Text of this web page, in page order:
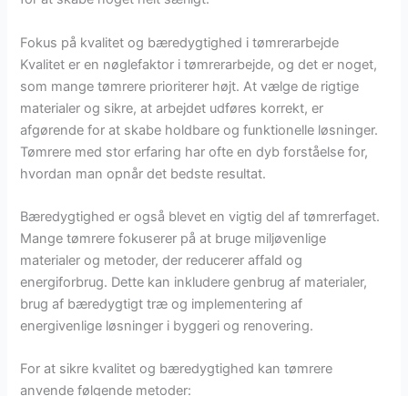
Fokus på kvalitet og bæredygtighed i tømrerarbejde
Kvalitet er en nøglefaktor i tømrerarbejde, og det er noget,
som mange tømrere prioriterer højt. At vælge de rigtige
materialer og sikre, at arbejdet udføres korrekt, er
afgørende for at skabe holdbare og funktionelle løsninger.
Tømrere med stor erfaring har ofte en dyb forståelse for,
hvordan man opnår det bedste resultat.
Bæredygtighed er også blevet en vigtig del af tømrerfaget.
Mange tømrere fokuserer på at bruge miljøvenlige
materialer og metoder, der reducerer affald og
energiforbrug. Dette kan inkludere genbrug af materialer,
brug af bæredygtigt træ og implementering af
energivenlige løsninger i byggeri og renovering.
For at sikre kvalitet og bæredygtighed kan tømrere
anvende følgende metoder: